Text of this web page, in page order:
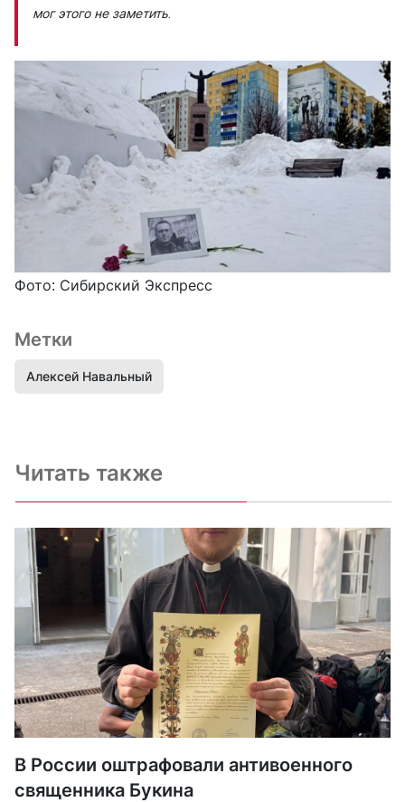
мог этого не заметить.
Фото: Сибирский Экспресс
Метки
Алексей Навальный
Читать также
В России оштрафовали антивоенного
священника Букина